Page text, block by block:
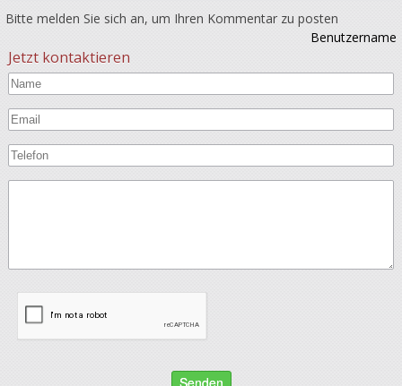
Bitte melden Sie sich an, um Ihren Kommentar zu posten
Benutzername
Jetzt kontaktieren